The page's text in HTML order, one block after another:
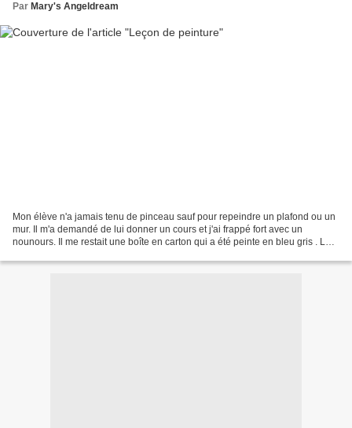
Par Mary's Angeldream
Mon élève n'a jamais tenu de pinceau sauf pour repeindre un plafond ou un
mur. Il m'a demandé de lui donner un cours et j'ai frappé fort avec un
nounours. Il me restait une boîte en carton qui a été peinte en bleu gris . Le